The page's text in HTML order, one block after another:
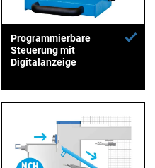
Programmierbare
Steuerung mit
Digitalanzeige